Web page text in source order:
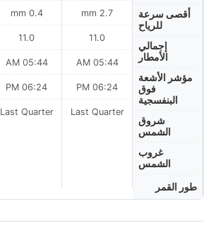
أقصى سرعة
للرياح
إجمالي
الأمطار
مؤشر الأشعة
فوق
البنفسجية
شروق
الشمس
غروب
الشمس
طور القمر
2.7 mm
11.0
05:44 AM
06:24 PM
Last Quarter
0.4 mm
11.0
05:44 AM
06:24 PM
Last Quarter